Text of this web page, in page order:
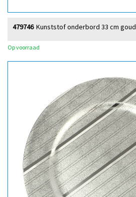
Kunststof onderbord 33 cm goud
479746
Op voorraad